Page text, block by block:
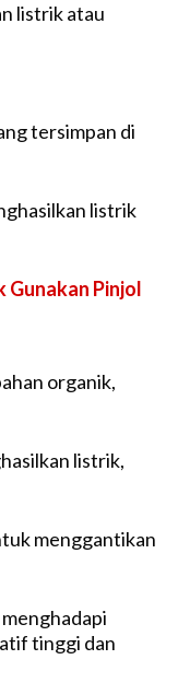
listrik atau
tersimpan di
listrik
Gunakan Pinjol
organik,
listrik,
menggantikan
tinggi dan